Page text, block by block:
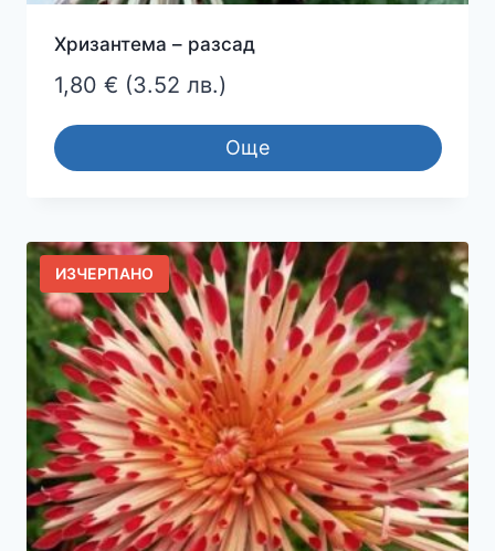
Хризантема – разсад
1,80 € (3.52 лв.)
Още
ИЗЧЕРПАНО